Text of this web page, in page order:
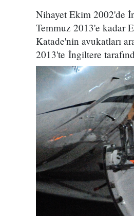
Nihayet Ekim 2002'de
Temmuz 2013'e kadar
Katade'nin avukatları
2013'te İngiltere